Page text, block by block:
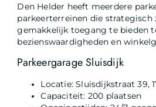
Den Helder heeft meerdere
parkeerterreinen die strategisch
gemakkelijk toegang te bieden
bezienswaardigheden en
Parkeergarage Sluisdijk
Locatie: Sluisdijkstraat 39,
Capaciteit: 200 plaatsen